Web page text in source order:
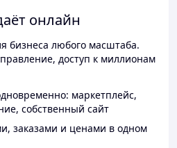
онлайн
бизнеса любого масштаба.
доступ к миллионам
маркетплейс,
собственный сайт
заказами и ценами в одном